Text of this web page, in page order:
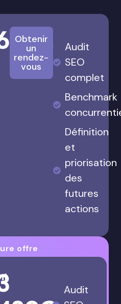
Obtenir
un
rendez-
vous
Audit
SEO
complet
Benchmark
Définition
et
priorisation
des
futures
actions
offre
Audit